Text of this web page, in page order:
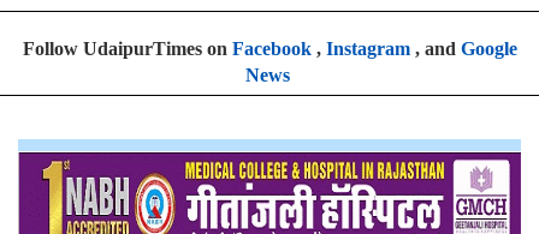
Follow UdaipurTimes on Facebook, Instagram, and Google
News